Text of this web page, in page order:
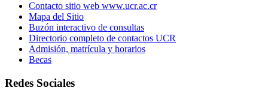
Contacto sitio web www.ucr.ac.cr
Mapa del Sitio
Buzón interactivo de consultas
Directorio completo de contactos UCR
Admisión, matrícula y horarios
Becas
Redes Sociales